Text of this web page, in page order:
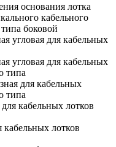
основания лотка
кабельного
боковой
угловая для кабельных
угловая для кабельных
типа
для кабельных
типа
кабельных лотков
кабельных лотков